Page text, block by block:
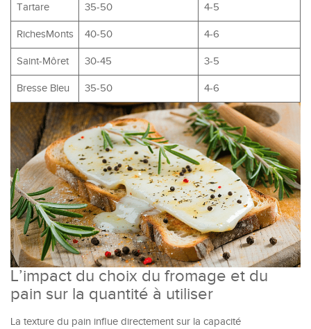
Tartare 35-50 4-5
RichesMonts 40-50 4-6
Saint-Môret 30-45 3-5
Bresse Bleu 35-50 4-6
L’impact du choix du fromage et du
pain sur la quantité à utiliser
La texture du pain influe directement sur la capacité